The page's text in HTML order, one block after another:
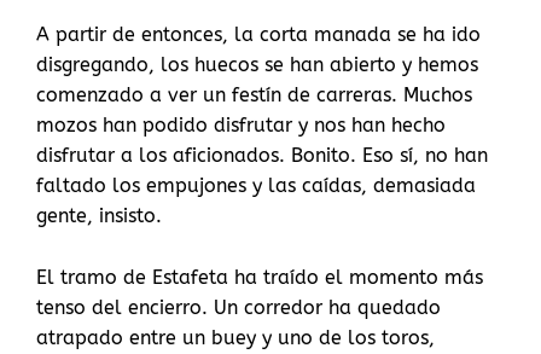
A partir de entonces, la corta manada se ha ido
disgregando, los huecos se han abierto y hemos
comenzado a ver un festín de carreras. Muchos
mozos han podido disfrutar y nos han hecho
disfrutar a los aficionados. Bonito. Eso sí, no han
faltado los empujones y las caídas, demasiada
gente, insisto.
El tramo de Estafeta ha traído el momento más
tenso del encierro. Un corredor ha quedado
atrapado entre un buey y uno de los toros,